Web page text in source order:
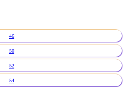
46
50
52
54